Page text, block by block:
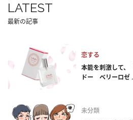
LATEST
最新の記事
恋する
本能を刺激して、
ドー ベリーロゼ
未分類